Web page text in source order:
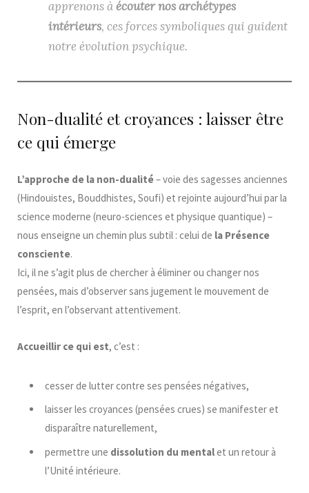
apprenons àécouter nos archétypes
intérieurs, ces forces symboliques qui guident
notre évolution psychique.
Non-dualité et croyances : laisser être
ce qui émerge
L’approche de la non-dualité– voie des sagesses anciennes
(Hindouistes, Bouddhistes, Soufi) et rejointe aujourd’hui par la
science moderne (neuro-sciences et physique quantique) –
nous enseigne un chemin plus subtil : celui de la Présence
consciente.
Ici, il ne s’agit plus de chercher à éliminer ou changer nos
pensées, mais d’observer sans jugement le mouvement de
l’esprit, en l’observant attentivement.
Accueillir ce qui est, c’est :
cesser de lutter contre ses pensées négatives,
laisser les croyances (pensées crues) se manifester et
disparaître naturellement,
permettre une dissolution du mentalet un retour à
l’Unité intérieure.